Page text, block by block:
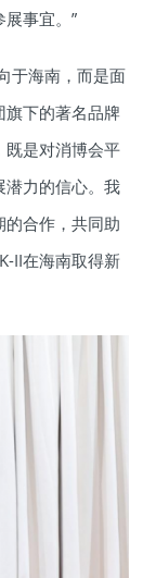
事宜。”
于海南，而是面
旗下的著名品牌
既是对消博会平
潜力的信心。我
的合作，共同助
II在海南取得新